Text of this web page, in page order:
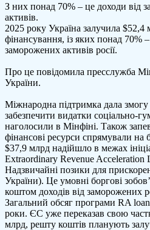
З них понад 70% – це доходи від
активів.
2025 року Україна залучила $52,4
фінансування, із яких понад 70%
заморожених активів росії.
Про це повідомила пресслужба
України.
Міжнародна підтримка дала змогу
забезпечити видатки соціально-
наголосили в Мінфіні. Також
фінансові ресурси спрямували на
$37,9 млрд надійшло в межах
Extraordinary Revenue Acceleration
Надзвичайні позики для
України). Це умовні боргові
коштом доходів від заморожених
Загальний обсяг програми RA
роки. ЄС уже переказав свою
млрд, решту коштів планують